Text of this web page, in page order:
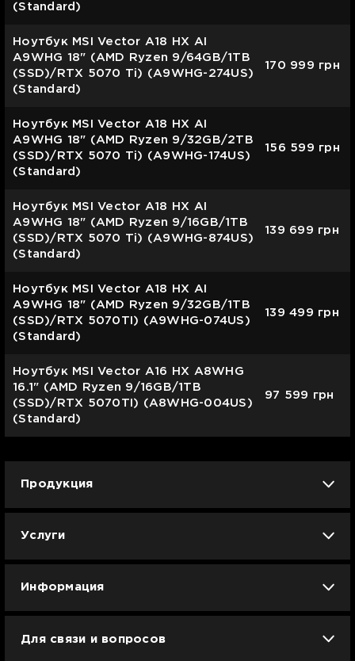
(Standard)
Ноутбук MSI Vector A18 HX AI
A9WHG 18" (AMD Ryzen 9/64GB/1TB
(SSD)/RTX 5070 Ti) (A9WHG-274US)
(Standard)
170 999 грн
Ноутбук MSI Vector A18 HX AI
A9WHG 18" (AMD Ryzen 9/32GB/2TB
(SSD)/RTX 5070 Ti) (A9WHG-174US)
(Standard)
156 599 грн
Ноутбук MSI Vector A18 HX AI
A9WHG 18" (AMD Ryzen 9/16GB/1TB
(SSD)/RTX 5070 Ti) (A9WHG-874US)
(Standard)
139 699 грн
Ноутбук MSI Vector A18 HX AI
A9WHG 18" (AMD Ryzen 9/32GB/1TB
(SSD)/RTX 5070TI) (A9WHG-074US)
(Standard)
139 499 грн
Ноутбук MSI Vector A16 HX A8WHG
16.1" (AMD Ryzen 9/16GB/1TB
(SSD)/RTX 5070TI) (A8WHG-004US)
(Standard)
97 599 грн
Продукция
Apple б/у
Смартфоны Смарт-часы
Услуги
Информация
Для связи и вопросов